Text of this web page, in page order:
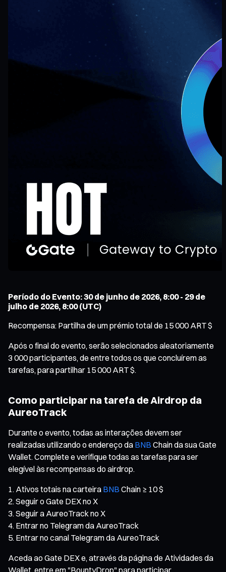
Período do Evento: 30 de junho de 2026, 8:00 - 29 de
julho de 2026, 8:00 (UTC)
Recompensa: Partilha de um prémio total de 15 000 ART $
Após o final do evento, serão selecionados aleatoriamente
3 000 participantes, de entre todos os que concluírem as
tarefas, para partilhar 15 000 ART $.
Como participar na tarefa de Airdrop da
AureoTrack
Durante o evento, todas as interações devem ser
realizadas utilizando o endereço da BNB Chain da sua Gate
Wallet. Complete e verifique todas as tarefas para ser
elegível às recompensas do airdrop.
Ativos totais na carteira BNB Chain ≥ 10 $
Seguir o Gate DEX no X
Seguir a AureoTrack no X
Entrar no Telegram da AureoTrack
Entrar no canal Telegram da AureoTrack
Aceda ao Gate DEX e, através da página de Atividades da
Wallet, entre em "BountyDrop" para participar.